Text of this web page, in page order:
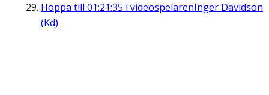
Hoppa till 01:21:35 i videospelarenInger Davidson
(Kd)